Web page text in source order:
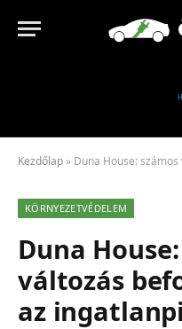
Kezdőlap » Duna House: számos
KÖRNYEZETVÉDELEM
Duna
változás
az